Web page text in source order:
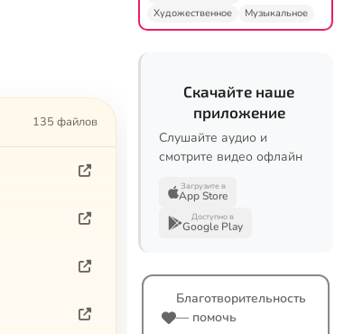
135 файлов
Художественное
Музыкальное
Скачайте наше
приложение
Слушайте аудио и
смотрите видео офлайн
Загрузите в
App Store
Доступно в
Google Play
Благотворительность
— помочь